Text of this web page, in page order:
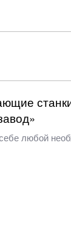
любой